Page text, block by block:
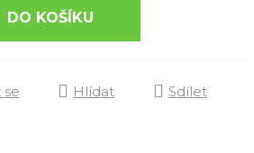
DO KOŠÍKU
Hlídat Sdílet